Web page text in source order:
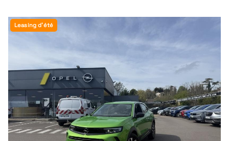
Leasing d'été